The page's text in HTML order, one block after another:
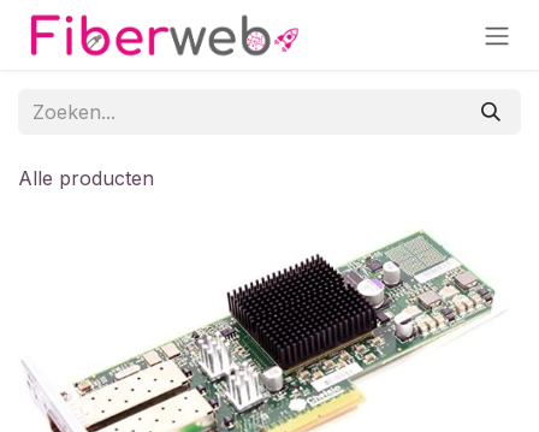
Overslaan naar inhoud
Alle producten